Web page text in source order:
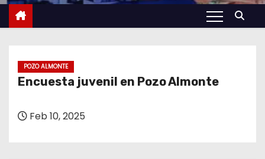
POZO ALMONTE
Encuesta juvenil en Pozo Almonte
Feb 10, 2025